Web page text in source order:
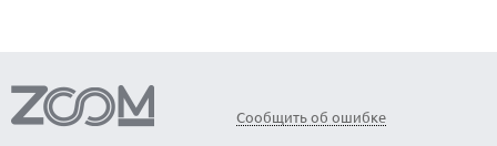
Сообщить об ошибке